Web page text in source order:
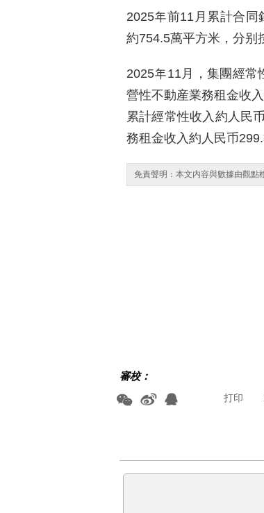
2025年前11月累計合
約754.5萬平方米，分别
2025年11月，集團經常
營性不動産業務租金收
累計經常性收入約人民
務租金收入約人民币
免責聲明：本文内容與數據由觀點
審校：
打印